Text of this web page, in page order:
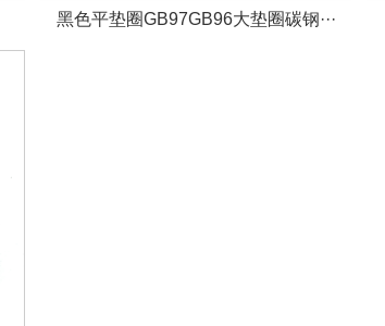
黑色平垫圈GB97GB96大垫圈碳钢···